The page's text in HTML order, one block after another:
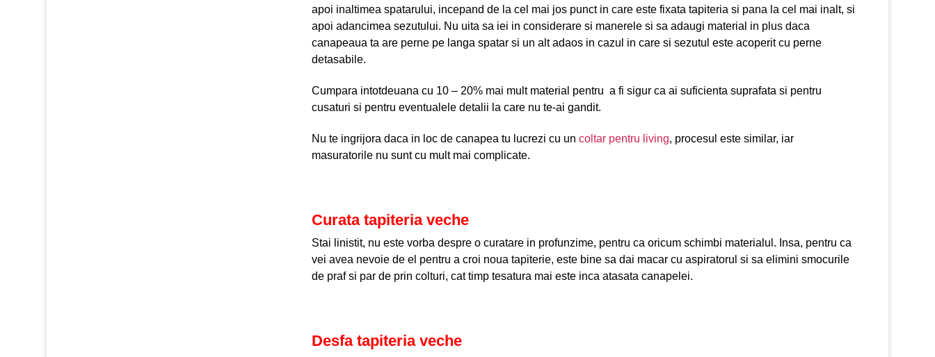
apoi inaltimea spatarului, incepand de la cel mai jos punct in care este fixata tapiteria si pana la cel mai inalt, si
apoi adancimea sezutului. Nu uita sa iei in considerare si manerele si sa adaugi material in plus daca
canapeaua ta are perne pe langa spatar si un alt adaos in cazul in care si sezutul este acoperit cu perne
detasabile.
Cumpara intotdeuana cu 10 – 20% mai mult material pentru a fi sigur ca ai suficienta suprafata si pentru
cusaturi si pentru eventualele detalii la care nu te-ai gandit.
Nu te ingrijora daca in loc de canapea tu lucrezi cu un coltar pentru living, procesul este similar, iar
masuratorile nu sunt cu mult mai complicate.
Curata tapiteria veche
Stai linistit, nu este vorba despre o curatare in profunzime, pentru ca oricum schimbi materialul. Insa, pentru ca
vei avea nevoie de el pentru a croi noua tapiterie, este bine sa dai macar cu aspiratorul si sa elimini smocurile
de praf si par de prin colturi, cat timp tesatura mai este inca atasata canapelei.
Desfa tapiteria veche